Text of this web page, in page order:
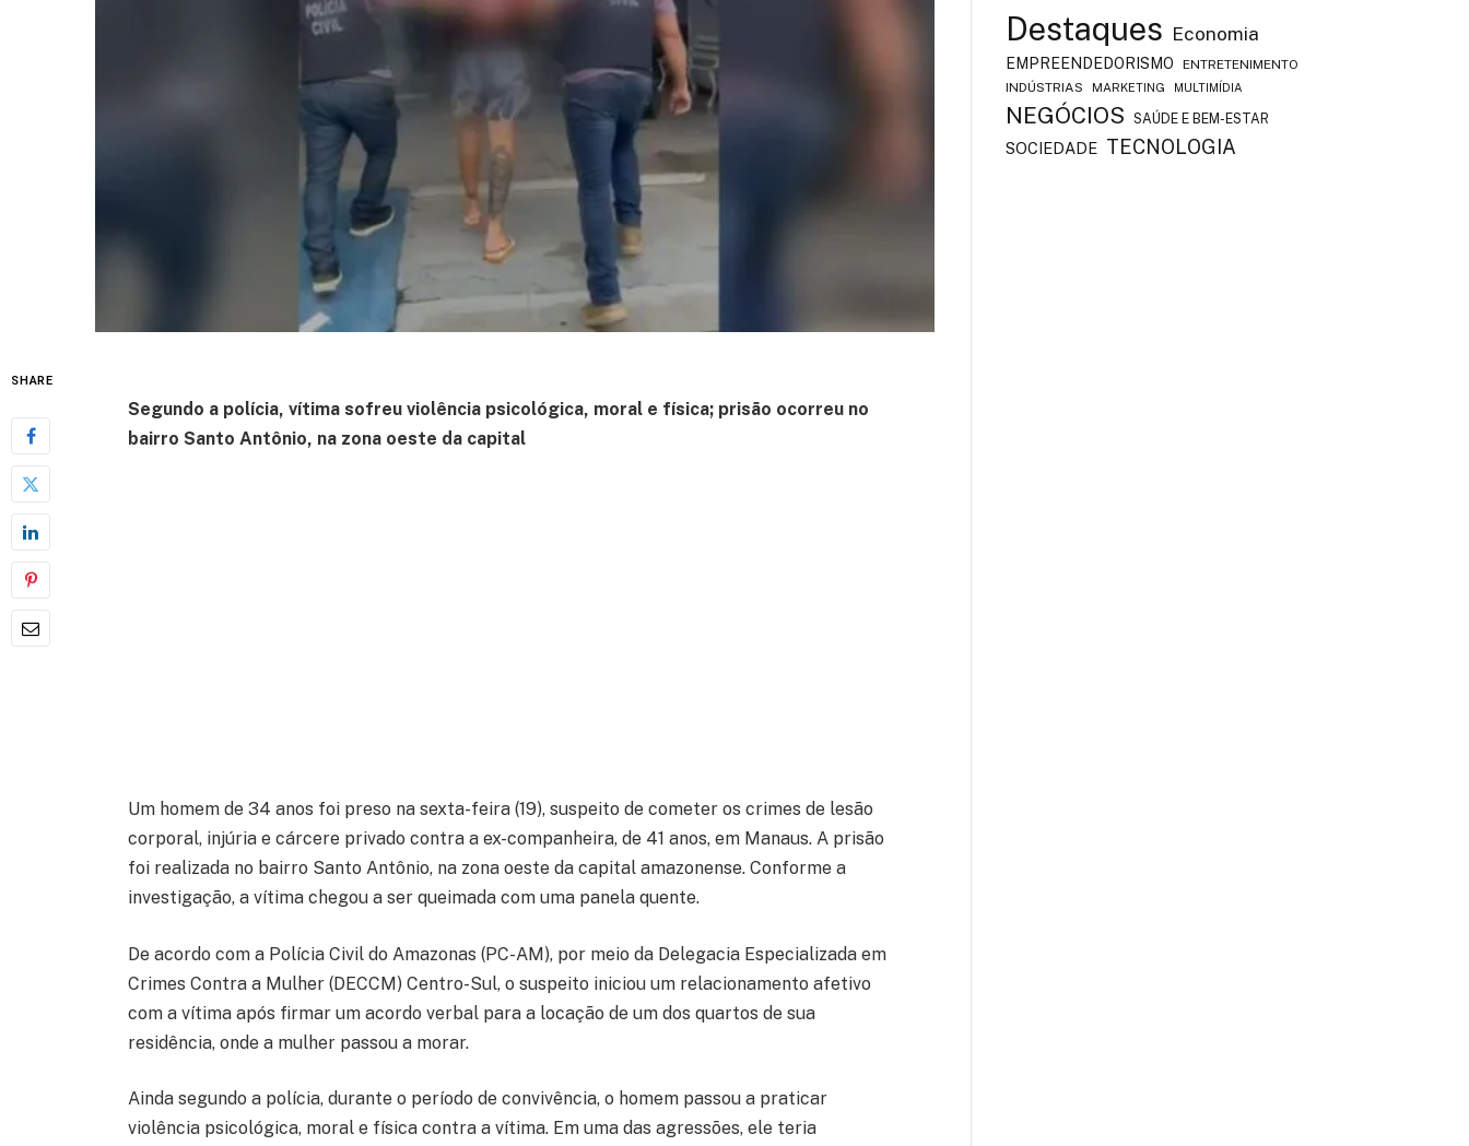
SHARE
Segundo a polícia, vítima sofreu violência psicológica, moral e física; prisão ocorreu no
bairro Santo Antônio, na zona oeste da capital
Um homem de 34 anos foi preso na sexta-feira (19), suspeito de cometer os crimes de lesão
corporal, injúria e cárcere privado contra a ex-companheira, de 41 anos, em Manaus. A prisão
foi realizada no bairro Santo Antônio, na zona oeste da capital amazonense. Conforme a
investigação, a vítima chegou a ser queimada com uma panela quente.
De acordo com a Polícia Civil do Amazonas (PC-AM), por meio da Delegacia Especializada em
Crimes Contra a Mulher (DECCM) Centro-Sul, o suspeito iniciou um relacionamento afetivo
com a vítima após firmar um acordo verbal para a locação de um dos quartos de sua
residência, onde a mulher passou a morar.
Ainda segundo a polícia, durante o período de convivência, o homem passou a praticar
violência psicológica, moral e física contra a vítima. Em uma das agressões, ele teria
Destaques Economia
EMPREENDEDORISMO
ENTRETENIMENTO
INDÚSTRIAS
MARKETING MULTIMÍDIA
NEGÓCIOS SAÚDE E BEM-ESTAR
SOCIEDADE TECNOLOGIA